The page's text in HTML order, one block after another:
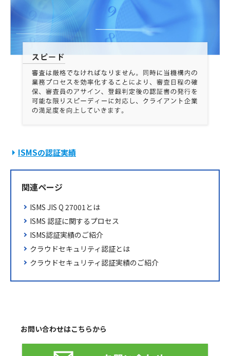
ISMSの認証実績
関連ページ
ISMS JIS Q 27001とは
ISMS 認証に関するプロセス
ISMS認証実績のご紹介
クラウドセキュリティ認証とは
クラウドセキュリティ認証実績のご紹介
お問い合わせはこちらから